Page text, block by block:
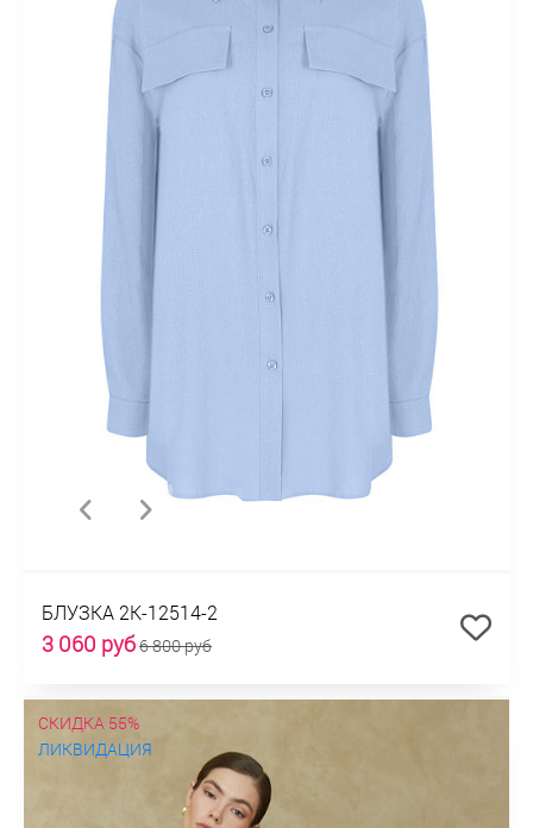
БЛУЗКА 2К-12514-2
3 060 руб6 800 руб
СКИДКА 55%
ЛИКВИДАЦИЯ